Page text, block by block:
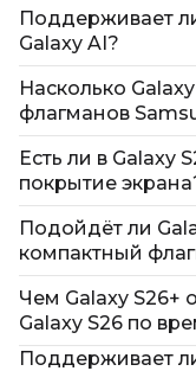
Поддерживает
Galaxy AI?
Насколько
флагманов
Есть ли в Galaxy
покрытие
Подойдёт ли
компактный
Чем Galaxy S26+
Galaxy S26 по
Поддерживает